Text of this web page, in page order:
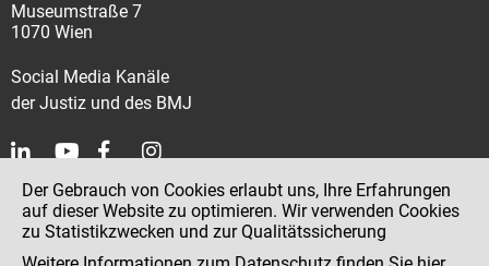
Museumstraße 7
1070 Wien
Social Media Kanäle
der Justiz und des BMJ
Kontakt
Impressum
Der Gebrauch von Cookies erlaubt uns, Ihre Erfahrungen
auf dieser Website zu optimieren. Wir verwenden Cookies
zu Statistikzwecken und zur Qualitätssicherung